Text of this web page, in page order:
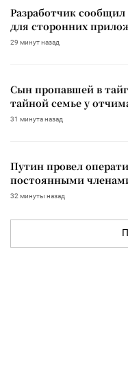
Разработчик
для сторонних
29 минут назад
Сын пропавшей в
тайной семье у
31 минута назад
Путин провел
постоянными
32 минуты назад